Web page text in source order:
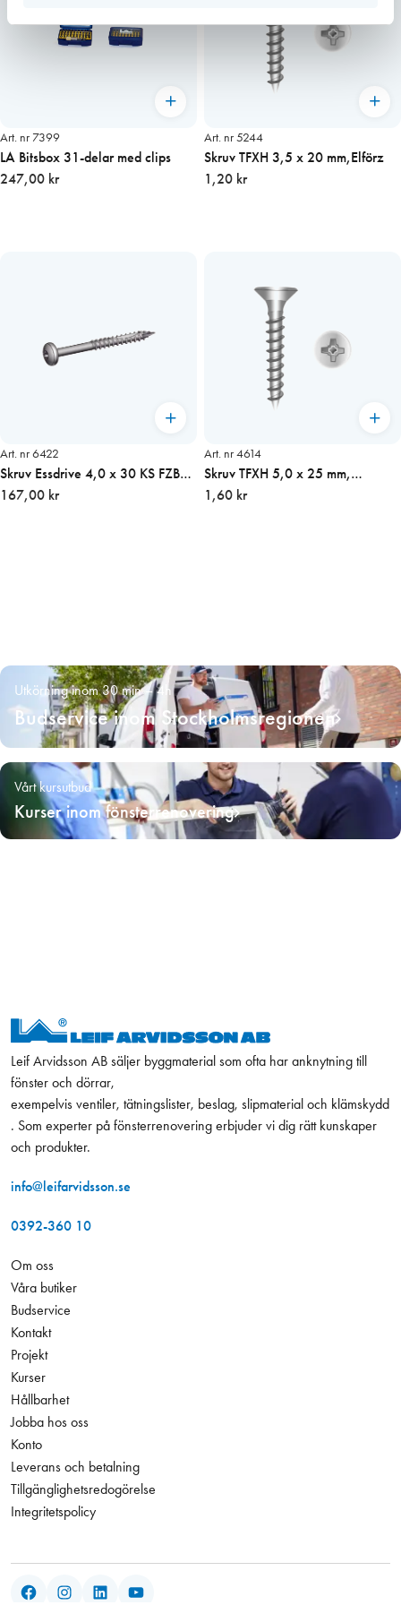
Art. nr 7399
LA Bitsbox 31-delar med clips
247,00 kr
Art. nr 5244
Skruv TFXH 3,5 x 20 mm,Elförz
1,20 kr
Art. nr 6422
Skruv Essdrive 4,0 x 30 KS FZB
200st/fp (TX20)
167,00 kr
Art. nr 4614
Skruv TFXH 5,0 x 25 mm,
elförzinkad
1,60 kr
Utkörning inom 30 min – 4h
Budservice inom Stockholmsregionen
Vårt kursutbud
Kurser inom fönsterrenovering
Leif Arvidsson AB säljer byggmaterial som ofta har anknytning till
fönster och dörrar,
exempelvis ventiler, tätningslister, beslag, slipmaterial och klämskydd
. Som experter på fönsterrenovering erbjuder vi dig rätt kunskaper
och produkter.
info@leifarvidsson.se
0392-360 10
Om oss
Våra butiker
Budservice
Kontakt
Projekt
Kurser
Hållbarhet
Jobba hos oss
Konto
Leverans och betalning
Tillgänglighetsredogörelse
Integritetspolicy